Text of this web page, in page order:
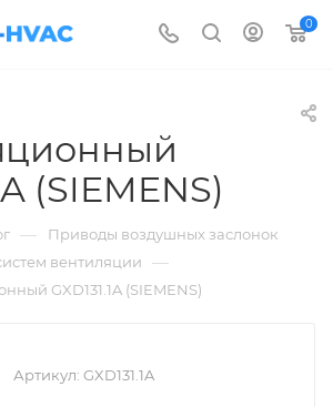
0
(SIEMENS)
— Приводы воздушных заслонок
вентиляции —
GXD131.1A (SIEMENS)
Артикул: GXD131.1A